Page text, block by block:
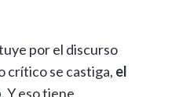
por el discurso
crítico se castiga, el
. Y eso tiene